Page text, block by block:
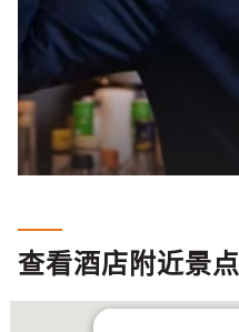
查看酒店附近景点